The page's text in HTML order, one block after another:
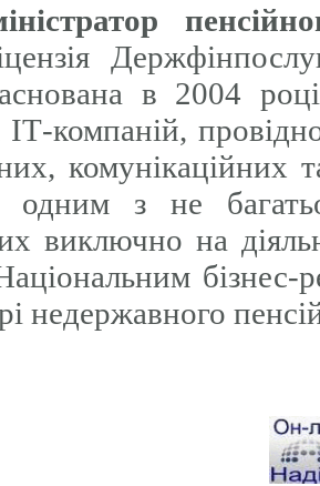
в 2004
компаній,
комунікаційних
одним з не
виключно на
недержавного